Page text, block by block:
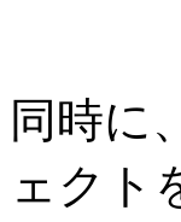
同時に
ェクト